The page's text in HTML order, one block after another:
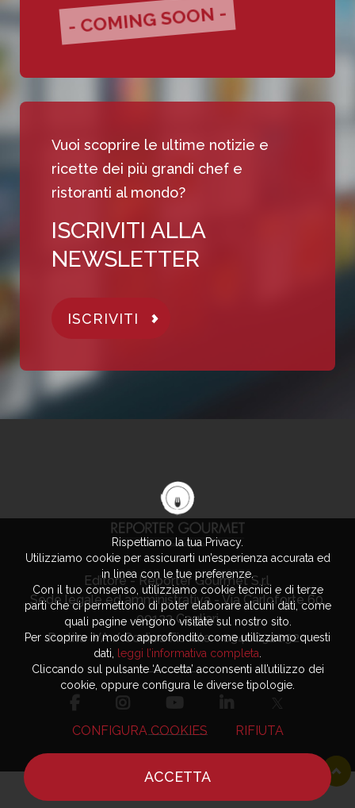
- COMING SOON -
Vuoi scoprire le ultime notizie e
ricette dei più grandi chef e
ristoranti al mondo?
ISCRIVITI ALLA
NEWSLETTER
ISCRIVITI
Editore - Reporter Gourmet S.r.l.
Sede legale ed amministrativa - Via Carloforte 60,
09123 Cagliari
Partita IVA / Codice Fiscale - 03406920920
Rispettiamo la tua Privacy.
Utilizziamo cookie per assicurarti un’esperienza accurata ed
in linea con le tue preferenze.
Con il tuo consenso, utilizziamo cookie tecnici e di terze
parti che ci permettono di poter elaborare alcuni dati, come
quali pagine vengono visitate sul nostro sito.
Per scoprire in modo approfondito come utilizziamo questi
dati,
leggi l’informativa completa
Cliccando sul pulsante ‘Accetta’ acconsenti all’utilizzo dei
cookie, oppure configura le diverse tipologie.
CONFIGURA COOKIES RIFIUTA
ACCETTA